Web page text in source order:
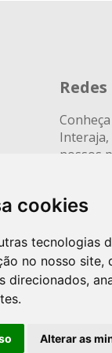
cookies
tecnologias
no nosso
direcionados,
Alterar as
Interaja,
nossos